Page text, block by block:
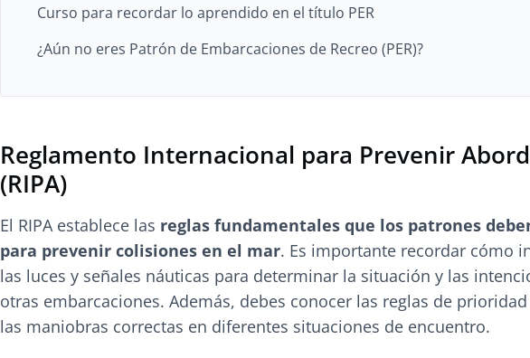
Curso para recordar lo aprendido en el título PER
¿Aún no eres Patrón de Embarcaciones de Recreo (PER)?
Reglamento Internacional para Prevenir
(RIPA)
El RIPA establece las reglas fundamentales que los patrones
para prevenir colisiones en el mar. Es importante recordar cómo
las luces y señales náuticas para determinar la situación y las
otras embarcaciones. Además, debes conocer las reglas de
las maniobras correctas en diferentes situaciones de encuentro.